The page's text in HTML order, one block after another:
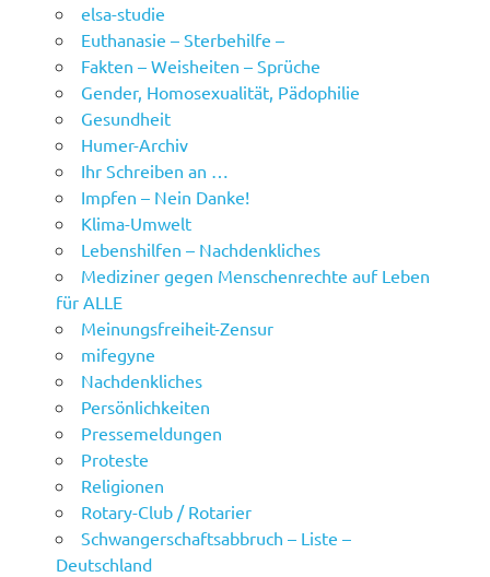
elsa-studie
Euthanasie – Sterbehilfe –
Fakten – Weisheiten – Sprüche
Gender, Homosexualität, Pädophilie
Gesundheit
Humer-Archiv
Ihr Schreiben an …
Impfen – Nein Danke!
Klima-Umwelt
Lebenshilfen – Nachdenkliches
Mediziner gegen Menschenrechte auf Leben
für ALLE
Meinungsfreiheit-Zensur
mifegyne
Nachdenkliches
Persönlichkeiten
Pressemeldungen
Proteste
Religionen
Rotary-Club / Rotarier
Schwangerschaftsabbruch – Liste –
Deutschland